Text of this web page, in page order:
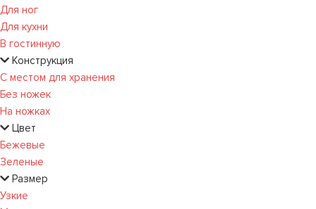
Для ног
Для кухни
В гостинную
Конструкция
С местом для хранения
Без ножек
На ножках
Цвет
Бежевые
Зеленые
Размер
Узкие